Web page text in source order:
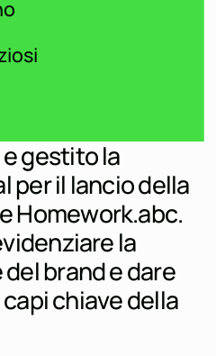
egestitola
lperil lanciodella
Homework.abc.
videnziarela
delbrandedare
capichiavedella